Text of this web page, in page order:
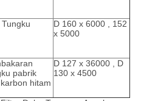
D 160 x 6000 , 152
x 5000
pabrik
hitam
D 127 x 36000 , D
130 x 4500